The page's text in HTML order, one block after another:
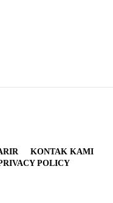
KONTAK KAMI
POLICY